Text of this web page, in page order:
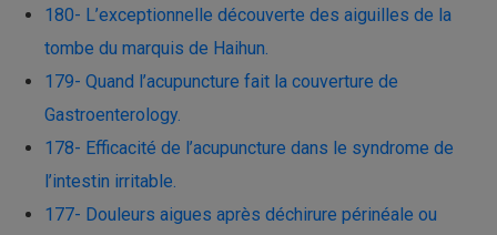
180- L’exceptionnelle découverte des aiguilles de la
tombe du marquis de Haihun.
179- Quand l’acupuncture fait la couverture de
Gastroenterology.
178- Efficacité de l’acupuncture dans le syndrome de
l’intestin irritable.
177- Douleurs aigues après déchirure périnéale ou